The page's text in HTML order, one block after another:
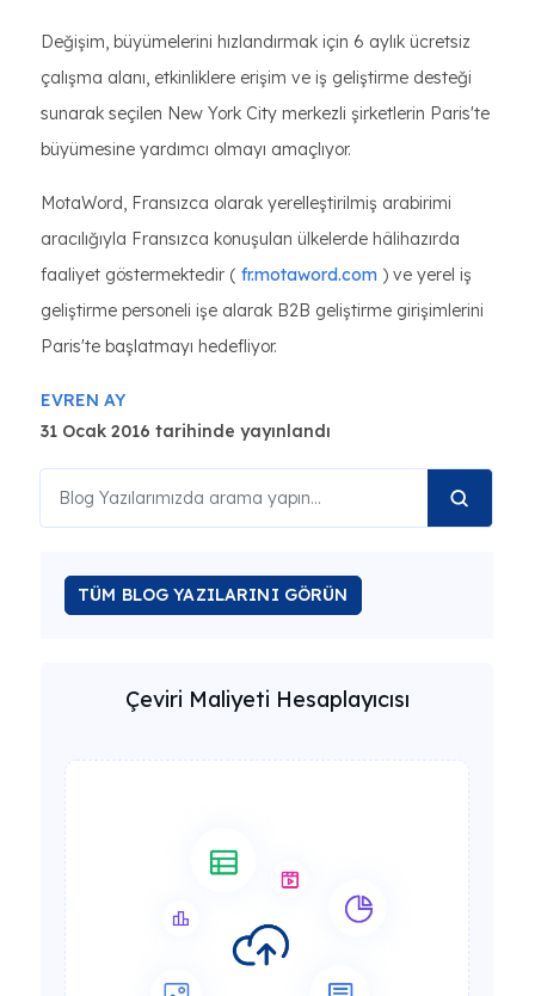
Değişim, büyümelerini hızlandırmak için 6 aylık ücretsiz
çalışma alanı, etkinliklere erişim ve iş geliştirme desteği
sunarak seçilen New York City merkezli şirketlerin Paris'te
büyümesine yardımcı olmayı amaçlıyor.
MotaWord, Fransızca olarak yerelleştirilmiş arabirimi
aracılığıyla Fransızca konuşulan ülkelerde hâlihazırda
faaliyet göstermektedir ( fr.motaword.com ) ve yerel iş
geliştirme personeli işe alarak B2B geliştirme girişimlerini
Paris'te başlatmayı hedefliyor.
EVREN AY
31 Ocak 2016 tarihinde yayınlandı
TÜM BLOG YAZILARINI GÖRÜN
Çeviri Maliyeti Hesaplayıcısı